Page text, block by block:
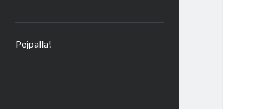
Pejpalla!